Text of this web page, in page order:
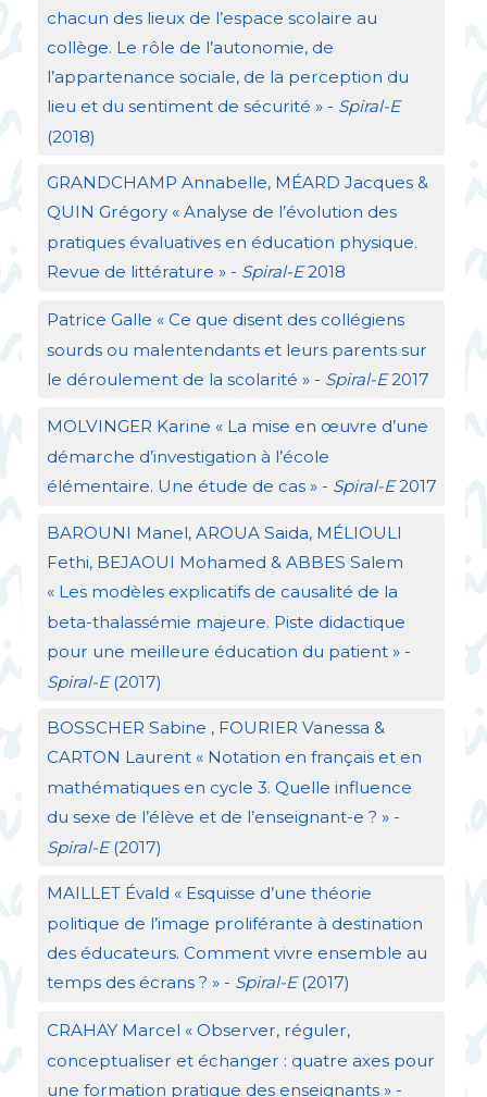
chacun des lieux de l’espace scolaire au
collège. Le rôle de l’autonomie, de
l’appartenance sociale, de la perception du
lieu et du sentiment de sécurité » - Spiral-E
(2018)
GRANDCHAMP Annabelle, MÉARD Jacques &
QUIN Grégory « Analyse de l’évolution des
pratiques évaluatives en éducation physique.
Revue de littérature » - Spiral-E2018
Patrice Galle « Ce que disent des collégiens
sourds ou malentendants et leurs parents sur
le déroulement de la scolarité » - Spiral-E2017
MOLVINGER Karine « La mise en œuvre d’une
démarche d’investigation à l’école
élémentaire. Une étude de cas » - Spiral-E2017
BAROUNI Manel, AROUASaida, MÉLIOULI
Fethi, BEJAOUI Mohamed & ABBES Salem
« Les modèles explicatifs de causalité de la
beta-thalassémie majeure. Piste didactique
pour une meilleure éducation du patient » -
Spiral-E(2017)
BOSSCHER Sabine , FOURIER Vanessa &
CARTON Laurent « Notation en français et en
mathématiques en cycle 3. Quelle influence
du sexe de l’élève et de l’enseignant-e ? » -
Spiral-E(2017)
MAILLETÉvald « Esquisse d’une théorie
politique de l’image proliférante à destination
des éducateurs. Comment vivre ensemble au
temps des écrans ? » - Spiral-E(2017)
CRAHAYMarcel « Observer, réguler,
conceptualiser et échanger : quatre axes pour
une formation pratique des enseignants » -